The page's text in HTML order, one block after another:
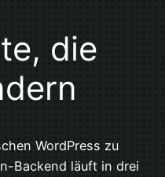
die
WordPress zu
Backend läuft in drei